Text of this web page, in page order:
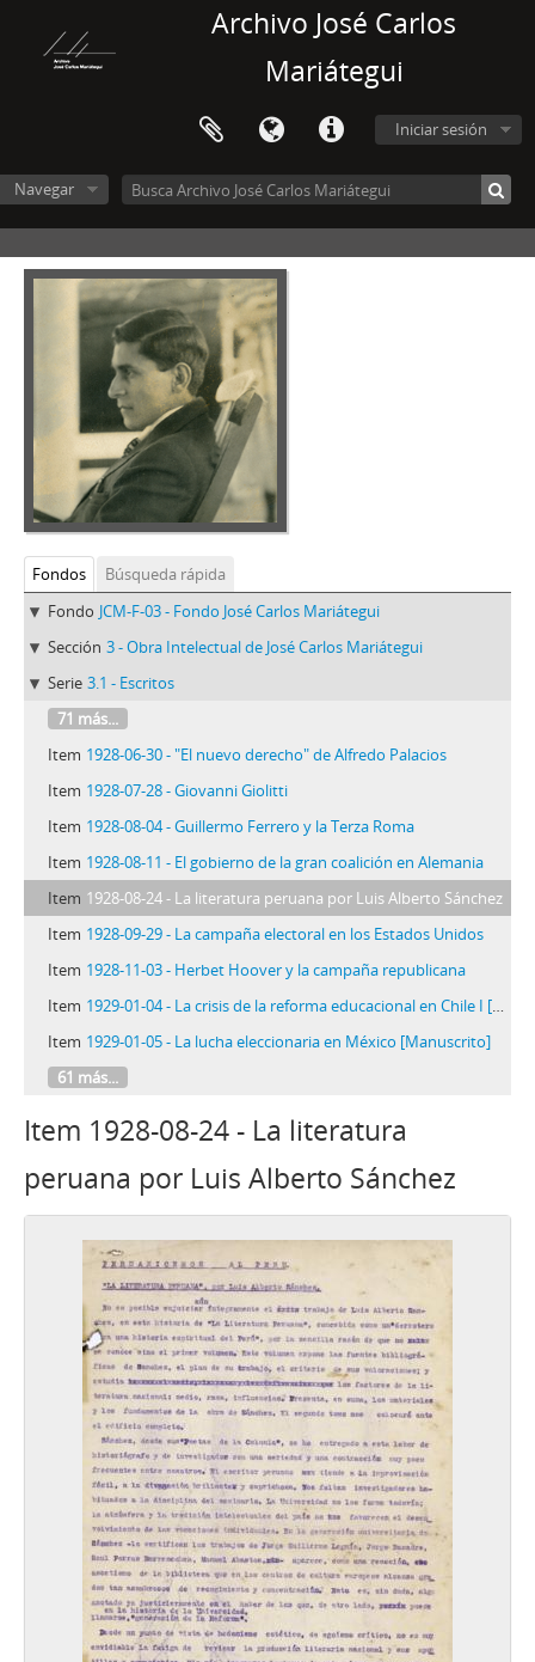
Archivo José Carlos
Mariátegui
Iniciar sesión
Navegar
Fondos
Búsqueda rápida
Fondo JCM-F-03 - Fondo José Carlos Mariátegui
Sección 3 - Obra Intelectual de José Carlos Mariátegui
Serie 3.1 - Escritos
71 más...
Item 1928-06-30 - "El nuevo derecho" de Alfredo Palacios
Item 1928-07-28 - Giovanni Giolitti
Item 1928-08-04 - Guillermo Ferrero y la Terza Roma
Item 1928-08-11 - El gobierno de la gran coalición en Alemania
Item 1928-08-24 - La literatura peruana por Luis Alberto Sánchez
Item 1928-09-29 - La campaña electoral en los Estados Unidos
Item 1928-11-03 - Herbet Hoover y la campaña republicana
Item 1929-01-04 - La crisis de la reforma educacional en Chile I [Manuscrito]
Item 1929-01-05 - La lucha eleccionaria en México [Manuscrito]
61 más...
Item 1928-08-24 - La literatura
peruana por Luis Alberto Sánchez